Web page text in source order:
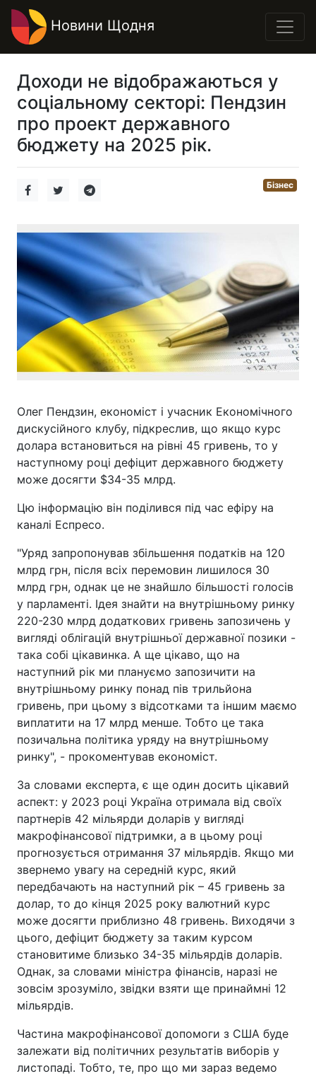
Новини Щодня
Доходи не відображаються у
соціальному секторі: Пендзин
про проект державного
бюджету на 2025 рік.
Бізнес
Олег Пендзин, економіст і учасник Економічного
дискусійного клубу, підкреслив, що якщо курс
долара встановиться на рівні 45 гривень, то у
наступному році дефіцит державного бюджету
може досягти $34-35 млрд.
Цю інформацію він поділився під час ефіру на
каналі Еспресо.
"Уряд запропонував збільшення податків на 120
млрд грн, після всіх перемовин лишилося 30
млрд грн, однак це не знайшло більшості голосів
у парламенті. Ідея знайти на внутрішньому ринку
220-230 млрд додаткових гривень запозичень у
вигляді облігацій внутрішньої державної позики -
така собі цікавинка. А ще цікаво, що на
наступний рік ми плануємо запозичити на
внутрішньому ринку понад пів трильйона
гривень, при цьому з відсотками та іншим маємо
виплатити на 17 млрд менше. Тобто це така
позичальна політика уряду на внутрішньому
ринку", - прокоментував економіст.
За словами експерта, є ще один досить цікавий
аспект: у 2023 році Україна отримала від своїх
партнерів 42 мільярди доларів у вигляді
макрофінансової підтримки, а в цьому році
прогнозується отримання 37 мільярдів. Якщо ми
звернемо увагу на середній курс, який
передбачають на наступний рік – 45 гривень за
долар, то до кінця 2025 року валютний курс
може досягти приблизно 48 гривень. Виходячи з
цього, дефіцит бюджету за таким курсом
становитиме близько 34-35 мільярдів доларів.
Однак, за словами міністра фінансів, наразі не
зовсім зрозуміло, звідки взяти ще принаймні 12
мільярдів.
Частина макрофінансової допомоги з США буде
залежати від політичних результатів виборів у
листопаді. Тобто, те, про що ми зараз ведемо